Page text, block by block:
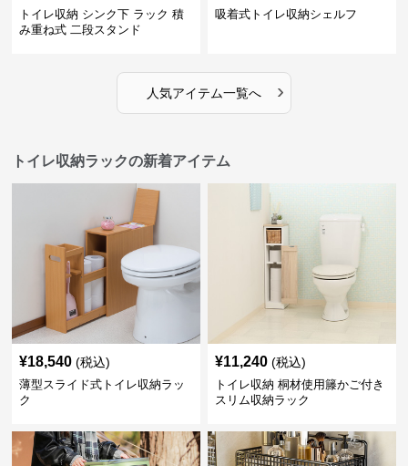
トイレ収納 シンク下 ラック 積
み重ね式 二段スタンド
吸着式トイレ収納シェルフ
人気アイテム一覧へ ›
トイレ収納ラックの新着アイテム
¥18,540 (税込)
薄型スライド式トイレ収納ラッ
ク
¥11,240 (税込)
トイレ収納 桐材使用籐かご付き
スリム収納ラック